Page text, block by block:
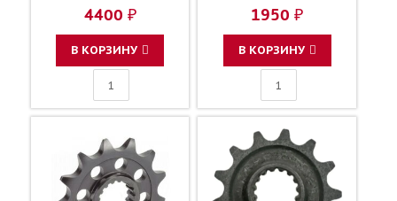
4400 ₽
В КОРЗИНУ
1950 ₽
В КОРЗИНУ